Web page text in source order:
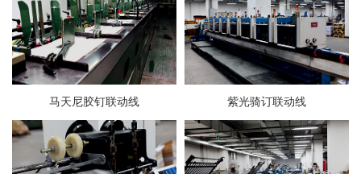
马天尼胶钉联动线 紫光骑订联动线